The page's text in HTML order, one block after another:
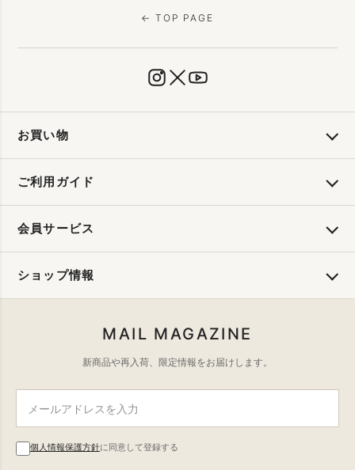
← TOP PAGE
お買い物
ご利用ガイド
会員サービス
ショップ情報
MAIL MAGAZINE
新商品や再入荷、限定情報をお届けします。
個人情報保護方針に同意して登録する